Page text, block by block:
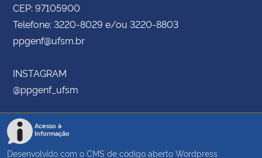
CEP: 97105900
Telefone: 3220-8029 e/ou 3220-8803
ppgenf@ufsm.br
INSTAGRAM
@ppgenf_ufsm
Acesso à
Informação
Desenvolvido com o CMS de código aberto Wordpress